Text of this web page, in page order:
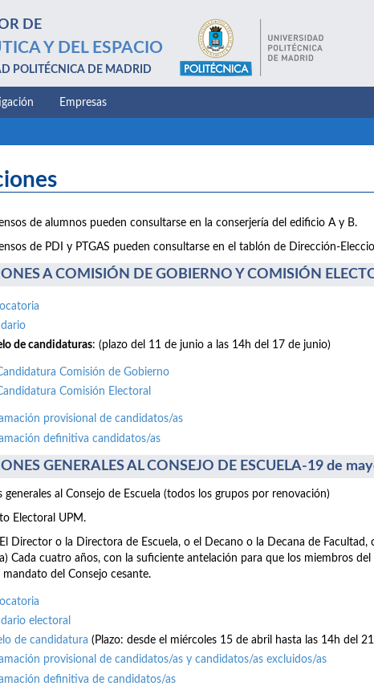
DE
Y DEL ESPACIO
POLITÉCNICA DE MADRID
Empresas
de alumnos pueden consultarse en la conserjería del edificio A y B.
de PDI y PTGAS pueden consultarse en el tablón de Dirección-
A COMISIÓN DE GOBIERNO Y COMISIÓN
de candidaturas: (plazo del 11 de junio a las 14h del 17 de junio)
Comisión de Gobierno
Comisión Electoral
provisional de candidatos/as
definitiva candidatos/as
GENERALES AL CONSEJO DE ESCUELA-19 de
generales al Consejo de Escuela (todos los grupos por renovación)
Electoral UPM.
Director o la Directora de Escuela, o el Decano o la Decana de Facultad,
Cada cuatro años, con la suficiente antelación para que los miembros
mandato del Consejo cesante.
electoral
de candidatura (Plazo: desde el miércoles 15 de abril hasta las 14h del
provisional de candidatos/as y candidatos/as excluidos/as
definitiva de candidatos/as